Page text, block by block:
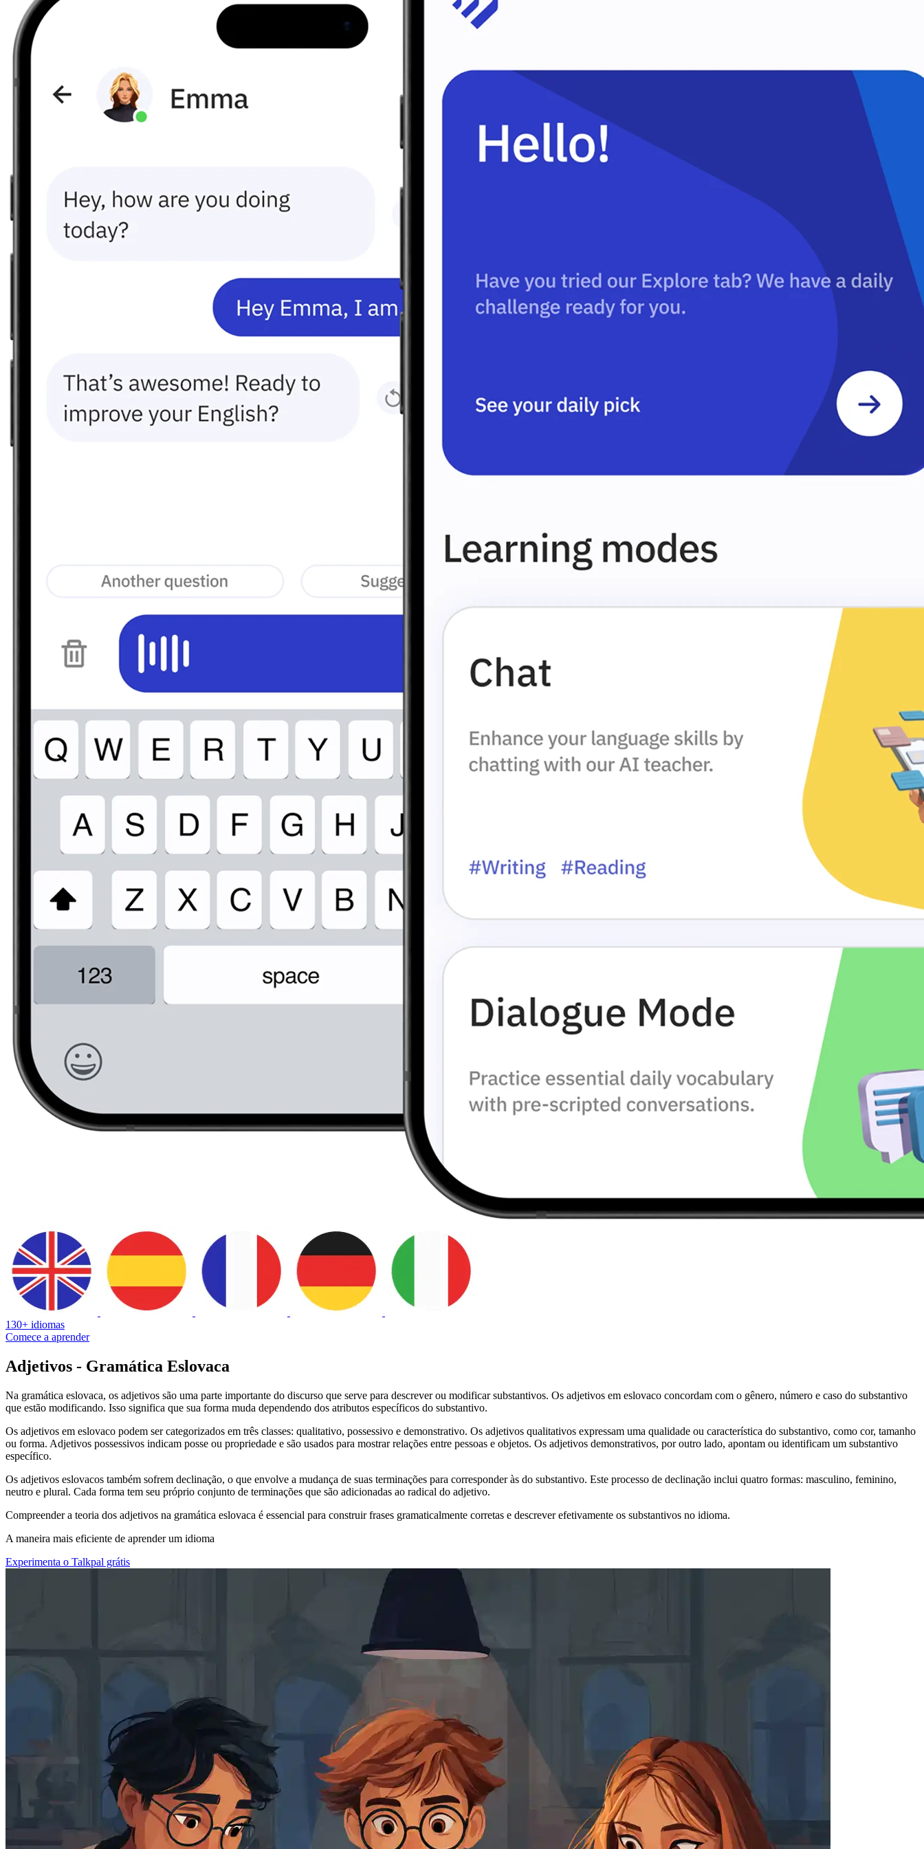
130+ idiomas
Comece a aprender
Adjetivos - Gramática Eslovaca
Na gramática eslovaca, os adjetivos são uma parte importante do discurso que serve para descrever ou modificar substantivos. Os adjetivos em eslovaco concordam com o gênero, número e caso do substantivo
que estão modificando. Isso significa que sua forma muda dependendo dos atributos específicos do substantivo.
Os adjetivos em eslovaco podem ser categorizados em três classes: qualitativo, possessivo e demonstrativo. Os adjetivos qualitativos expressam uma qualidade ou característica do substantivo, como cor, tamanho
ou forma. Adjetivos possessivos indicam posse ou propriedade e são usados para mostrar relações entre pessoas e objetos. Os adjetivos demonstrativos, por outro lado, apontam ou identificam um substantivo
específico.
Os adjetivos eslovacos também sofrem declinação, o que envolve a mudança de suas terminações para corresponder às do substantivo. Este processo de declinação inclui quatro formas: masculino, feminino,
neutro e plural. Cada forma tem seu próprio conjunto de terminações que são adicionadas ao radical do adjetivo.
Compreender a teoria dos adjetivos na gramática eslovaca é essencial para construir frases gramaticalmente corretas e descrever efetivamente os substantivos no idioma.
A maneira mais eficiente de aprender um idioma
Experimenta o Talkpal grátis